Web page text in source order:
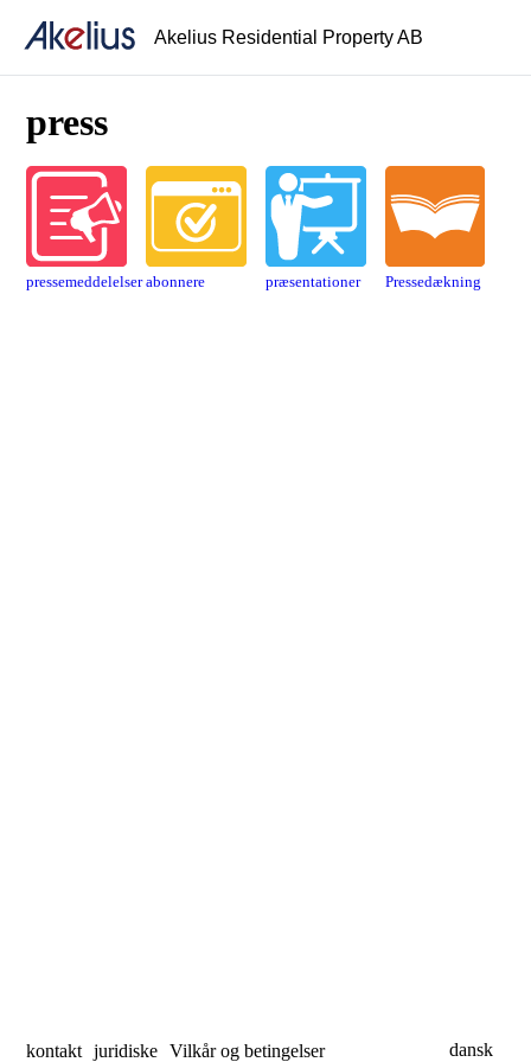
Akelius Residential Property AB
press
pressemeddelelserabonnere præsentationer Pressedækning
kontakt juridiske
Vilkår og betingelser
dansk